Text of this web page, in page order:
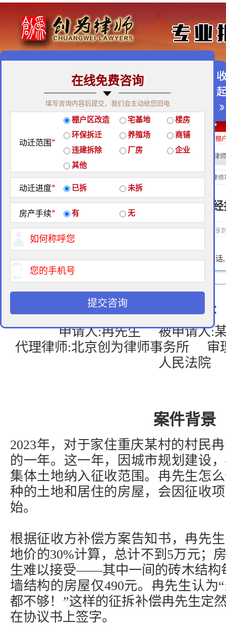
免费咨询热线：400-900-9881
经典案例 | 律师团队 拆迁维权 | 征地维权
房屋拆迁补偿 企业拆迁补偿 厂房拆迁补偿 征地补偿 违章拆迁补偿 棚
热门搜索: 拆迁律师
成功案例 当前位置： 北京创为律师
重庆征地拆迁补偿还没谈拢，补偿款就已
次 分享
免费法律咨询热线:400-900-9881 请输入您的电话
胜诉判决
申请人:冉先生 被申请人:
代理律师:北京创为律师事务所 审
人民法院
案件背景
2023年，对于家住重庆某村的村民
的一年。这一年，因城市规划建设
集体土地纳入征收范围。冉先生怎
种的土地和居住的房屋，会因征收
始。
根据征收方补偿方案告知书，冉先
地价的30%计算，总计不到5万元；
生难以接受——其中一间的砖木结构
墙结构的房屋仅490元。冉先生认为
都不够！”这样的征拆补偿冉先生定
在协议书上签字。
在线免费咨询
填写咨询内容后提交，我们会主动给您回电
动迁范围 *
棚户区改造 宅基地
楼房
环保拆迁
养殖场
商铺
违建拆除
厂房
企业
其他
动迁进度* 已拆 未拆
房产手续* 有 无
提交咨询